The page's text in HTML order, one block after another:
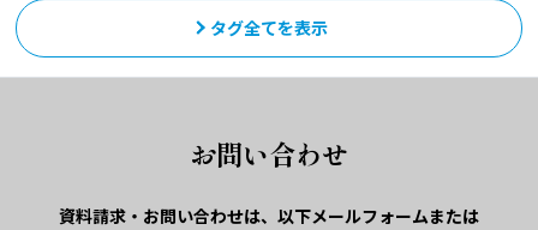
タグ全てを表示
お問い合わせ
資料請求・お問い合わせは、 以下メールフォームまたは